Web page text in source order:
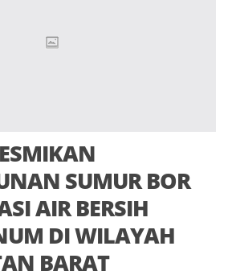
SUMUR BOR
AIR BERSIH
DI WILAYAH
BARAT